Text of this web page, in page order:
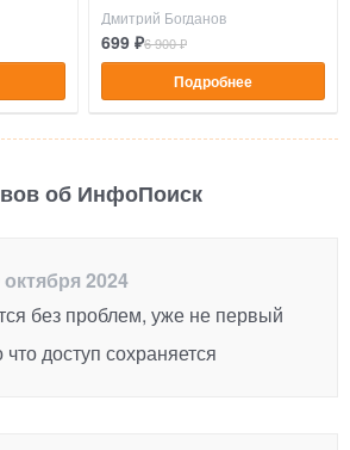
Дмитрий Богданов
699 ₽6 900 ₽
Подробнее
об ИнфоПоиск
октября 2024
без проблем, уже не первый
доступ сохраняется